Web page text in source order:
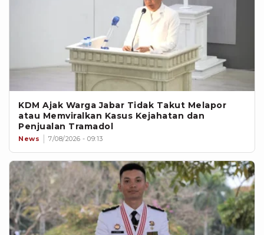
KDM Ajak Warga Jabar Tidak Takut Melapor
atau Memviralkan Kasus Kejahatan dan
Penjualan Tramadol
News 7/08/2026 - 09:13